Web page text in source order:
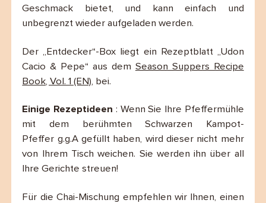
Geschmack bietet, und kann einfach und
unbegrenzt wieder aufgeladen werden.
Der „Entdecker“-Box liegt ein Rezeptblatt „Udon
Cacio & Pepe“ aus dem Season Suppers Recipe
Book, Vol. 1 (EN), bei.
Einige Rezeptideen : Wenn Sie Ihre Pfeffermühle
mit dem berühmten Schwarzen Kampot-
Pfeffer g.g.A gefüllt haben, wird dieser nicht mehr
von Ihrem Tisch weichen. Sie werden ihn über all
Ihre Gerichte streuen!
Für die Chai-Mischung empfehlen wir Ihnen, einen